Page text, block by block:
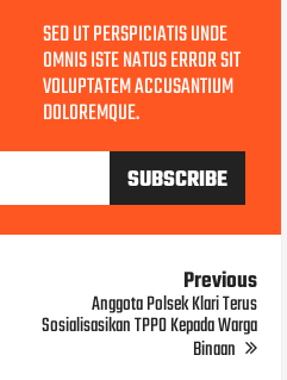
SED UT PERSPICIATIS UNDE
OMNIS ISTE NATUS ERROR SIT
VOLUPTATEM ACCUSANTIUM
DOLOREMQUE.
Previous
Anggota Polsek Klari Terus
Sosialisasikan TPPO Kepada Warga
Binaan